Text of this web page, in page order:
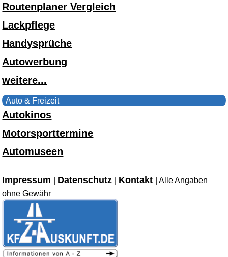
Routenplaner Vergleich
Lackpflege
Handysprüche
Autowerbung
weitere...
Auto & Freizeit
Autokinos
Motorsporttermine
Automuseen
Impressum Datenschutz Kontakt
| Alle Angaben
ohne Gewähr